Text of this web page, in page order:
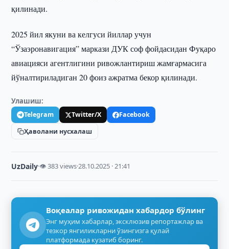
қилинади.
2025 йил якуни ва келгуси йиллар учун
“Ўзаэронавигация” маркази ДУК соф фойдасидан Фуқаро
авиацияси агентлигини ривожлантириш жамғармасига
йўналтириладиган 20 фоиз ажратма бекор қилинади.
Улашиш:
Telegram Twitter/X
Facebook
Ҳаволани нусхалаш
UzDaily·👁 383 views·28.10.2025 · 21:41
Воқеалар ривожидан хабардор бўлинг
Энг муҳим хабарлар, эксклюзив репортажлар ва
тезкор янгиликларни ўзингизга қулай
платформада кузатиб боринг.